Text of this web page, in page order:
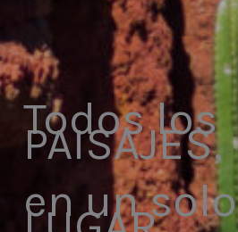
Todos los
PAISAJES,
en un solo